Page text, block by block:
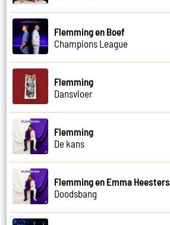
Flemming en Boef
Champions League
Flemming
Dansvloer
Flemming
De kans
Flemming en Emma Heesters
Doodsbang